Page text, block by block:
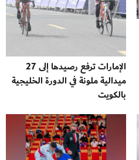
الإمارات ترفع رصيدها إلى 27
ميدالية ملونة في الدورة الخليجية
بالكويت